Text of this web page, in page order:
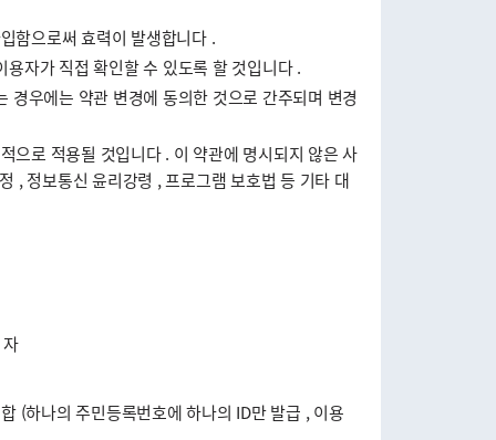
함으로써 효력이 발생합니다 .
자가 직접 확인할 수 있도록 할 것입니다 .
우에는 약관 변경에 동의한 것으로 간주되며 변경
으로 적용될 것입니다 . 이 약관에 명시되지 않은 사
, 정보통신 윤리강령 , 프로그램 보호법 등 기타 대
(하나의 주민등록번호에 하나의 ID만 발급 , 이용